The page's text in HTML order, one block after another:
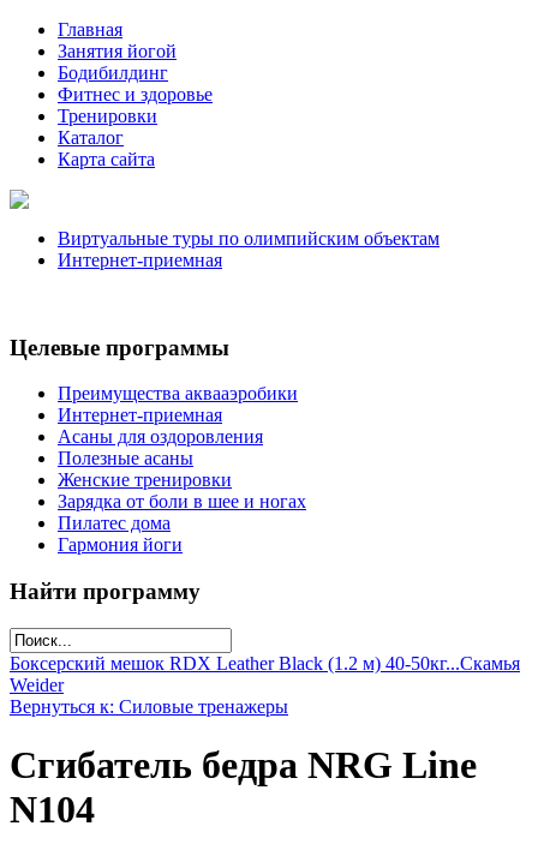
Главная
Занятия йогой
Бодибилдинг
Фитнес и здоровье
Тренировки
Каталог
Карта сайта
Виртуальные туры по олимпийским объектам
Интернет-приемная
Целевые программы
Преимущества аквааэробики
Интернет-приемная
Асаны для оздоровления
Полезные асаны
Женские тренировки
Зарядка от боли в шее и ногах
Пилатес дома
Гармония йоги
Найти программу
Боксерский мешок RDX Leather Black (1.2 м) 40-50кг...Скамья
Weider
Вернуться к: Силовые тренажеры
Сгибатель бедра NRG Line
N104